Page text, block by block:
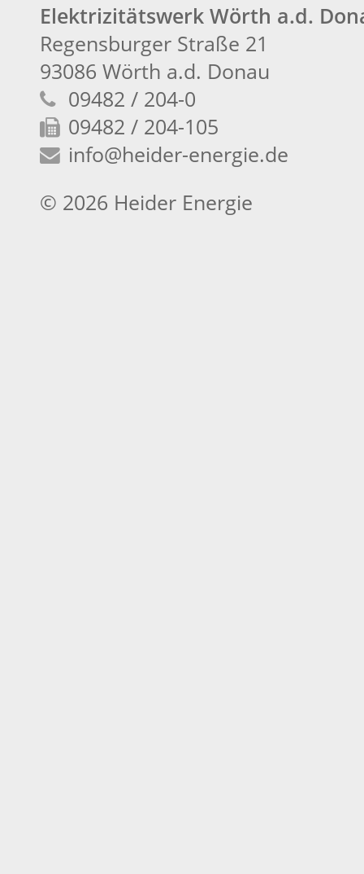
Elektrizitätswerk Wörth a.d.
Regensburger Straße 21
93086 Wörth a.d. Donau
09482 / 204-0
09482 / 204-105
info@heider-energie.de
© 2026 Heider Energie